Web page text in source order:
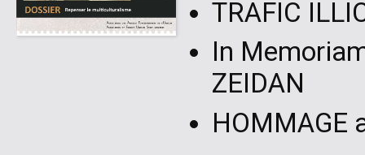
TRAFIC
In
ZEIDAN
HOMMAGE